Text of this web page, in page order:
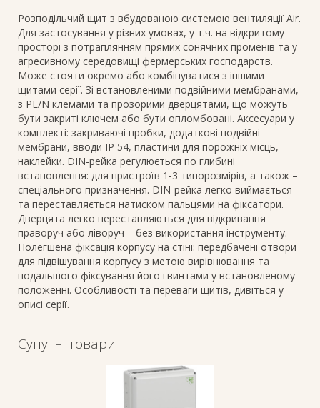
Розподільчий щит з вбудованою системою вентиляції Air.
Для застосування у різних умовах, у т.ч. на відкритому
просторі з потраплянням прямих сонячних променів та у
агресивному середовищі фермерських господарств.
Може стояти окремо або комбінуватися з іншими
щитами серії. Зі встановленими подвійними мембранами,
з PE/N клемами та прозорими дверцятами, що можуть
бути закриті ключем або бути опломбовані. Аксесуари у
комплекті: закриваючі пробки, додаткові подвійні
мембрани, вводи IP 54, пластини для порожніх місць,
наклейки. DIN-рейка регулюється по глибині
встановлення: для пристроїв 1-3 типорозмірів, а також –
спеціального призначення. DIN-рейка легко виймається
та переставляється натиском пальцями на фіксатори.
Дверцята легко переставляються для відкривання
праворуч або ліворуч – без використання інструменту.
Полегшена фіксація корпусу на стіні: передбачені отвори
для підвішування корпусу з метою вирівнювання та
подальшого фіксування його гвинтами у встановленому
положенні. Особливості та переваги щитів, дивіться у
описі серії.
Супутні товари